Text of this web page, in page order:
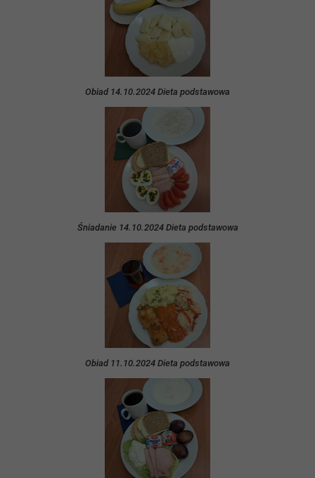
Obiad 14.10.2024 Dieta podstawowa
Śniadanie 14.10.2024 Dieta podstawowa
Obiad 11.10.2024 Dieta podstawowa